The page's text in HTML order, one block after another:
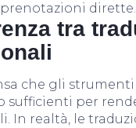
dirette.
tra
che gli
sufficienti per
In realtà, le